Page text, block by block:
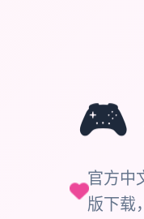
🎮
官方中
版下载